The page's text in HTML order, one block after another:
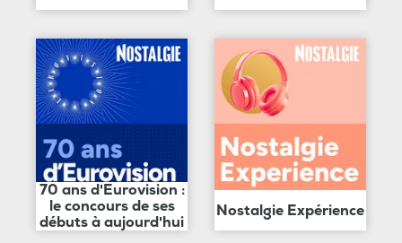
70 ans d'Eurovision :
le concours de ses
débuts à aujourd'hui
Nostalgie Expérience